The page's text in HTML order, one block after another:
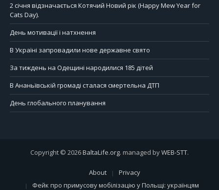
2 січня відзначається Котячий Новий рік (Happy Mew Year for
Cats Day).
День мотивації і натхнення
В Україні запровадили нове державне свято
За тиждень на Одещині народилися 185 дітей
В Ананьївській громаді сталася смертельна ДТП
День глобального планування
Copyright © 2026BaltaLife.org. managed byWEB-STT.
About
Privacy
Фейк про примусову мобілізацію у Польщі: українцям